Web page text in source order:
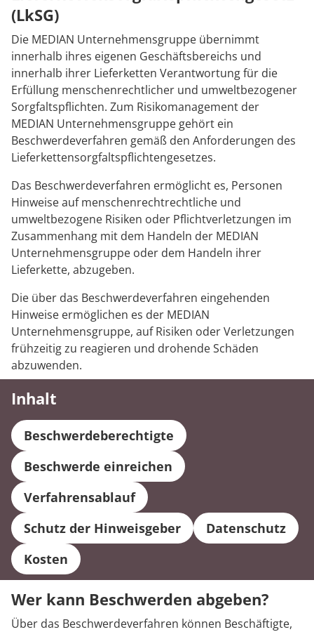
Anreise
FAQs
Kontakt
Kosten & Kostenträger
Zuzahlung & Befreiung
Checkliste zum Start
Kinder-und Jugendreha
Gastroenterologie
Stoffwechselerkrankungen
Geriatrie
Gynäkologie
HTS & Cochlea
Long Covid
Onkologie
Pneumologie
Rheumatologie
Prävention
Nachsorge
Qualität & Expertise
Energiepolitik
Publikationsdatenbank
Ihr Weg zu MEDIAN
Kosten & Kostenträger
Zuzahlung & Befreiung
Reha FAQ
Reha Checkliste
Zuweiser
Über MEDIAN
Kooperationen
Presse
Blog
Karriere
(LkSG)
Die MEDIAN Unternehmensgruppe übernimmt
innerhalb ihres eigenen Geschäftsbereichs und
innerhalb ihrer Lieferketten Verantwortung für die
Erfüllung menschenrechtlicher und umweltbezogener
Sorgfaltspflichten. Zum Risikomanagement der
MEDIAN Unternehmensgruppe gehört ein
Beschwerdeverfahren gemäß den Anforderungen des
Lieferkettensorgfaltspflichtengesetzes.
Das Beschwerdeverfahren ermöglicht es, Personen
Hinweise auf menschenrechtrechtliche und
umweltbezogene Risiken oder Pflichtverletzungen im
Zusammenhang mit dem Handeln der MEDIAN
Unternehmensgruppe oder dem Handeln ihrer
Lieferkette, abzugeben.
Die über das Beschwerdeverfahren eingehenden
Hinweise ermöglichen es der MEDIAN
Unternehmensgruppe, auf Risiken oder Verletzungen
frühzeitig zu reagieren und drohende Schäden
abzuwenden.
Inhalt
Beschwerdeberechtigte
Beschwerde einreichen
Verfahrensablauf
Schutz der Hinweisgeber
Datenschutz
Kosten
Wer kann Beschwerden abgeben?
Über das Beschwerdeverfahren können Beschäftigte,